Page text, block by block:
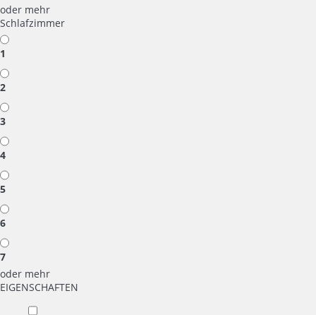
oder mehr
Schlafzimmer
1
2
3
4
5
6
7
oder mehr
EIGENSCHAFTEN